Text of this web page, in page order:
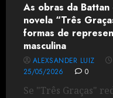
As obras da Battan
novela “Três
formas de
masculina
ALEXSANDER LUIZ
25/05/2026
0
Se "Três Graças"